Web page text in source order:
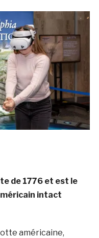
de 1776 et est le
intact
américaine,